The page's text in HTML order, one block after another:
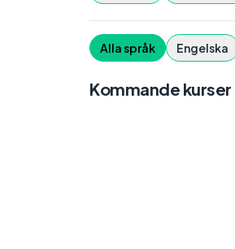
Alla språk Engelska
Kommande kurser